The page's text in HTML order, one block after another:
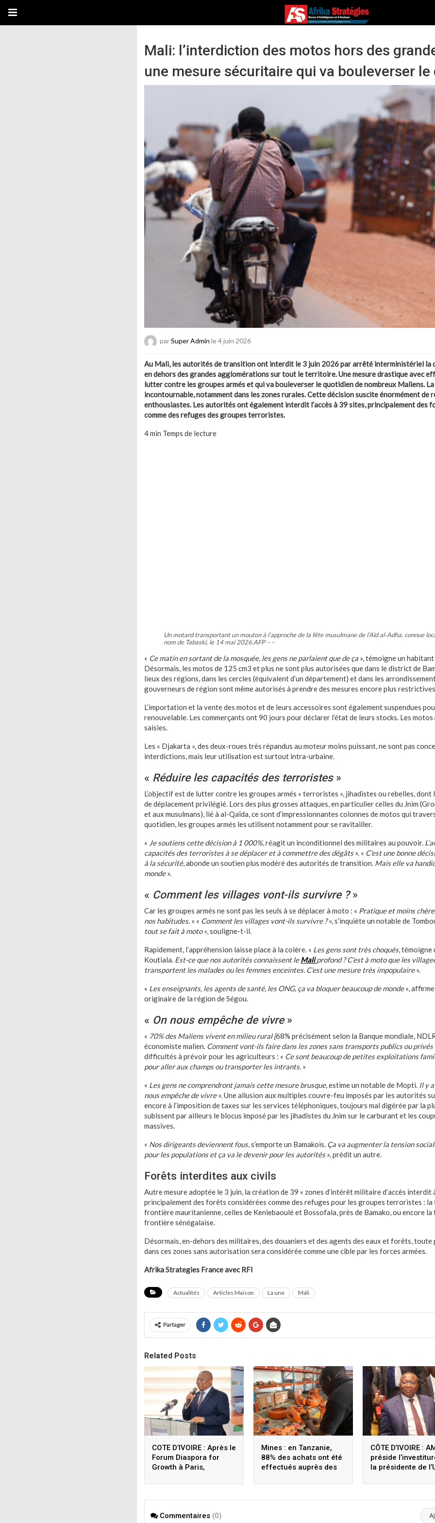
Mali: l’interdiction des motos hors des
une mesure sécuritaire qui va bouleverser le
parSuper Admin le 4 juin 2026
Au Mali, les autorités de transition ont interdit le 3 juin 2026 par arrêté interministériel la
en dehors des grandes agglomérations sur tout le territoire. Une mesure drastique avec
lutter contre les groupes armés et qui va bouleverser le quotidien de nombreux Maliens.
incontournable, notamment dans les zones rurales. Cette décision suscite énormément de
enthousiastes. Les autorités ont également interdit l’accès à 39 sites, principalement des
comme des refuges des groupes terroristes.
4 min Temps de lecture
Un motard transportant un mouton à l’approche de la fête musulmane de l’Aïd al-Adha, connue
nom de Tabaski, le 14 mai 2026.AFP – –
« Ce matin en sortant de la mosquée, les gens ne parlaient que de ça », témoigne un
Désormais, les motos de 125 cm3 et plus ne sont plus autorisées que dans le district de
lieux des régions, dans les cercles (équivalent d’un département) et dans les
gouverneurs de région sont même autorisés à prendre des mesures encore plus
L’importation et la vente des motos et de leurs accessoires sont également suspendues
renouvelable. Les commerçants ont 90 jours pour déclarer l’état de leurs stocks. Les
saisies.
Les « Djakarta », des deux-roues très répandus au moteur moins puissant, ne sont pas
interdictions, mais leur utilisation est surtout intra-urbaine.
« Réduire les capacités des terroristes»
L’objectif est de lutter contre les groupes armés « terroristes », jihadistes ou rebelles, dont
de déplacement privilégié. Lors des plus grosses attaques, en particulier celles du Jnim
et aux musulmans), lié à al-Qaïda, ce sont d’impressionnantes colonnes de motos qui
quotidien, les groupes armés les utilisent notamment pour se ravitailler.
« Je soutiens cette décision à 1 000%, réagit un inconditionnel des militaires au pouvoir.
capacités des terroristes à se déplacer et à commettre des dégâts». « C’est une bonne
à la sécurité, abonde un soutien plus modéré des autorités de transition. Mais elle va
monde».
« Comment les villages vont-ils survivre ?»
Car les groupes armés ne sont pas les seuls à se déplacer à moto : « Pratique et moins
nos habitudes. » « Comment les villages vont-ils survivre ?», s’inquiète un notable de
tout se fait à moto», souligne-t-il.
Rapidement, l’appréhension laisse place à la colère. « Les gens sont très choqués, témoigne
Koutiala. Est-ce que nos autorités connaissent leMaliprofond ? C’est à moto que les
transportent les malades ou les femmes enceintes. C’est une mesure très impopulaire».
« Les enseignants, les agents de santé, les ONG, ça va bloquer beaucoup de monde»,
originaire de la région de Ségou.
« On nous empêche de vivre»
« 70% des Maliens vivent en milieu rural [68% précisément selon la Banque mondiale,
économiste malien. Comment vont-ils faire dans les zones sans transports publics ou privés
difficultés à prévoir pour les agriculteurs : « Ce sont beaucoup de petites exploitations
pour aller aux champs ou transporter les intrants. »
« Les gens ne comprendront jamais cette mesure brusque, estime un notable de Mopti. Il y
nous empêche de vivre». Une allusion aux multiples couvre-feu imposés par les autorités
encore à l’imposition de taxes sur les services téléphoniques, toujours mal digérée par la
subissent par ailleurs le blocus imposé par les jihadistes du Jnim sur le carburant et les
massives.
« Nos dirigeants deviennent fous, s’emporte un Bamakois. Ça va augmenter la tension
pour les populations et ça va le devenir pour les autorités», prédit un autre.
Forêts interdites aux civils
Autre mesure adoptée le 3 juin, la création de 39 « zones d’intérêt militaire d’accès interdit
principalement des forêts considérées comme des refuges pour les groupes terroristes : la
frontière mauritanienne, celles de Keniebaoulé et Bossofala, près de Bamako, ou encore la
frontière sénégalaise.
Désormais, en-dehors des militaires, des douaniers et des agents des eaux et forêts,
dans ces zones sans autorisation sera considérée comme une cible par les forces armées.
Afrika Strategies France avec RFI
Actualités Articles Maison La une Mali
Partager
Related Posts
COTE D’IVOIRE : Après le
Forum Diaspora for
Growth à Paris,
Sigmicom à Abidjan
Mines : en Tanzanie,
88% des achats ont été
effectués auprès des
CÔTE D’IVOIRE :
préside
la présidente de
Groupe
Commentaires (0)